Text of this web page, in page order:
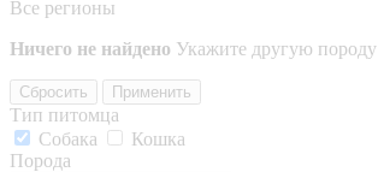
Все регионы
Ничего не найдено Укажите другую породу
Сбросить Применить
Тип питомца
Собака
Кошка
Порода